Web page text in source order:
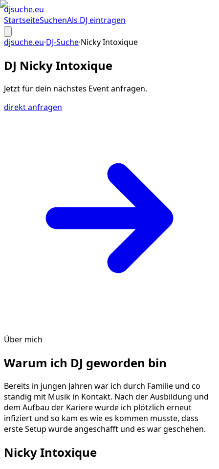
djsuche.eu
StartseiteSuchenAls DJ eintragen
djsuche.eu·DJ-Suche·Nicky Intoxique
DJ Nicky Intoxique
Jetzt für dein nächstes Eventanfragen.
direkt anfragen
Über mich
Warum ich DJ geworden bin
Bereits in jungen Jahren war ich durch Familie und co
ständig mit Musik in Kontakt. Nach der Ausbildung und
dem Aufbau der Kariere wurde ich plötzlich erneut
infiziert und so kam es wie es kommen musste, dass
erste Setup wurde angeschafft und es war geschehen.
Nicky Intoxique